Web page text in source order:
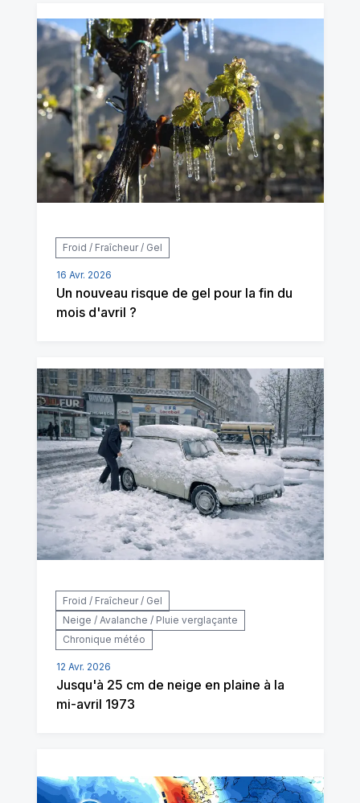
Froid / Fraîcheur / Gel
16 Avr. 2026
Un nouveau risque de gel pour la fin du
mois d'avril ?
Froid / Fraîcheur / Gel
Neige / Avalanche / Pluie verglaçante
Chronique météo
12 Avr. 2026
Jusqu'à 25 cm de neige en plaine à la
mi-avril 1973